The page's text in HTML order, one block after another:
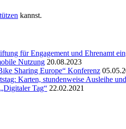
kannst.
für Engagement und Ehrenamt
Nutzung 20.08.2023
Sharing Europe“ Konferenz
Karten, stundenweise Ausleihe
Tag“ 22.02.2021